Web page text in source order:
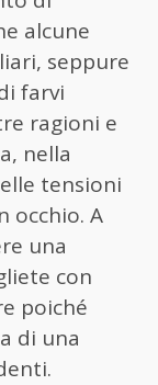
alcune
seppure
farvi
ragioni e
nella
tensioni
occhio. A
una
con
poiché
di una